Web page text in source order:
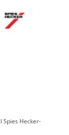
Spies Hecker-